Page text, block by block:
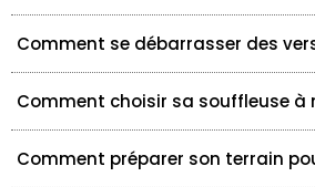
Comment se débarrasser des
Comment choisir sa souffleuse à
Comment préparer son terrain